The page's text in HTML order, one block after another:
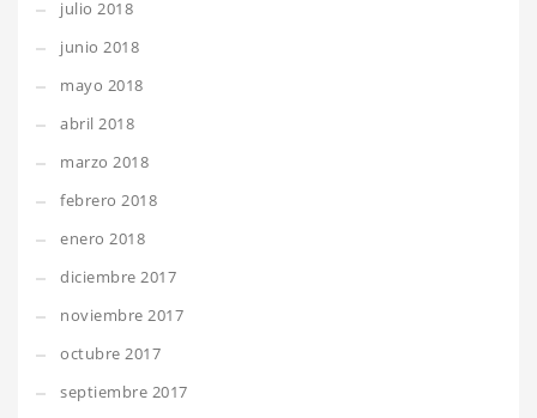
julio 2018
junio 2018
mayo 2018
abril 2018
marzo 2018
febrero 2018
enero 2018
diciembre 2017
noviembre 2017
octubre 2017
septiembre 2017